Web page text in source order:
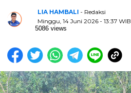
LIA HAMBALI - Redaksi
Minggu, 14 Juni 2026 - 13:37 WIB
5086 views